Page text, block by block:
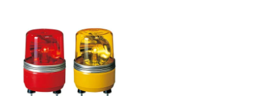
音/音声
LED照明
センサ機器